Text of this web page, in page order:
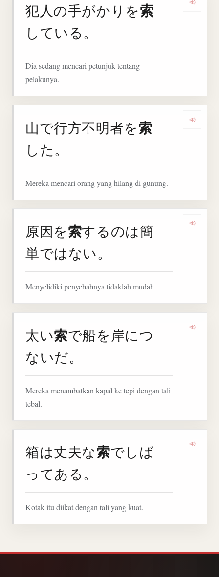
犯人の手がかりを索
している。
Dia sedang mencari petunjuk tentang
pelakunya.
山で行方不明者を索
した。
Mereka mencari orang yang hilang di gunung.
原因を索するのは簡
単ではない。
Menyelidiki penyebabnya tidaklah mudah.
太い索で船を岸につ
ないだ。
Mereka menambatkan kapal ke tepi dengan tali
tebal.
箱は丈夫な索でしば
ってある。
Kotak itu diikat dengan tali yang kuat.